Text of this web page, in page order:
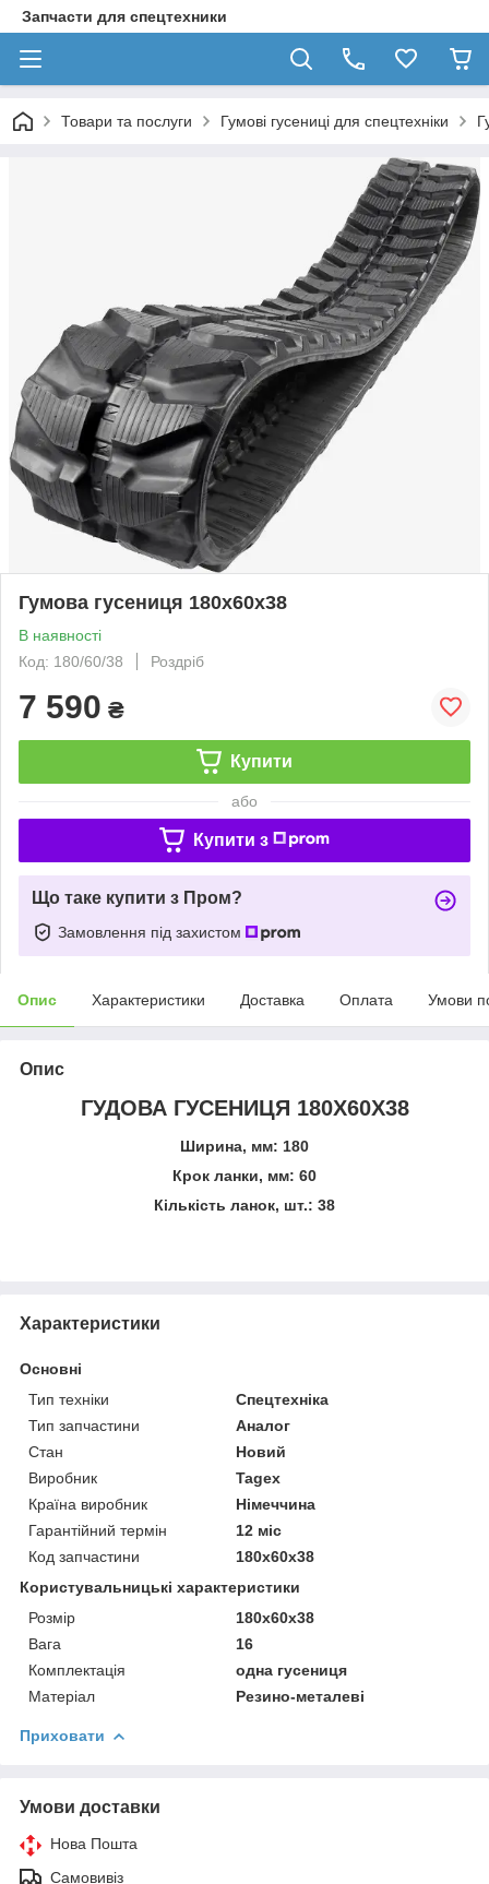
Запчасти для спецтехники
Товари та послуги Гумові гусениці для спецтехніки
Гумова гусениця 180x60x38
В наявності
Код: 180/60/38
Роздріб
7 590 ₴
Купити
або
Купити з
Що таке купити з Пром?
Замовлення під захистом
Опис Характеристики Доставка Оплата Умови
Опис
ГУДОВА ГУСЕНИЦЯ 180X60X38
Ширина, мм: 180
Крок ланки, мм: 60
Кількість ланок, шт.: 38
Характеристики
Основні
Тип техніки
Спецтехніка
Тип запчастини
Аналог
Стан
Новий
Виробник
Tagex
Країна виробник
Німеччина
Гарантійний термін
12 міс
Код запчастини
180x60x38
Користувальницькі характеристики
Розмір
180x60x38
Вага
16
Комплектація
одна гусениця
Матеріал
Резино-металеві
Приховати
Умови доставки
Нова Пошта
Самовивіз